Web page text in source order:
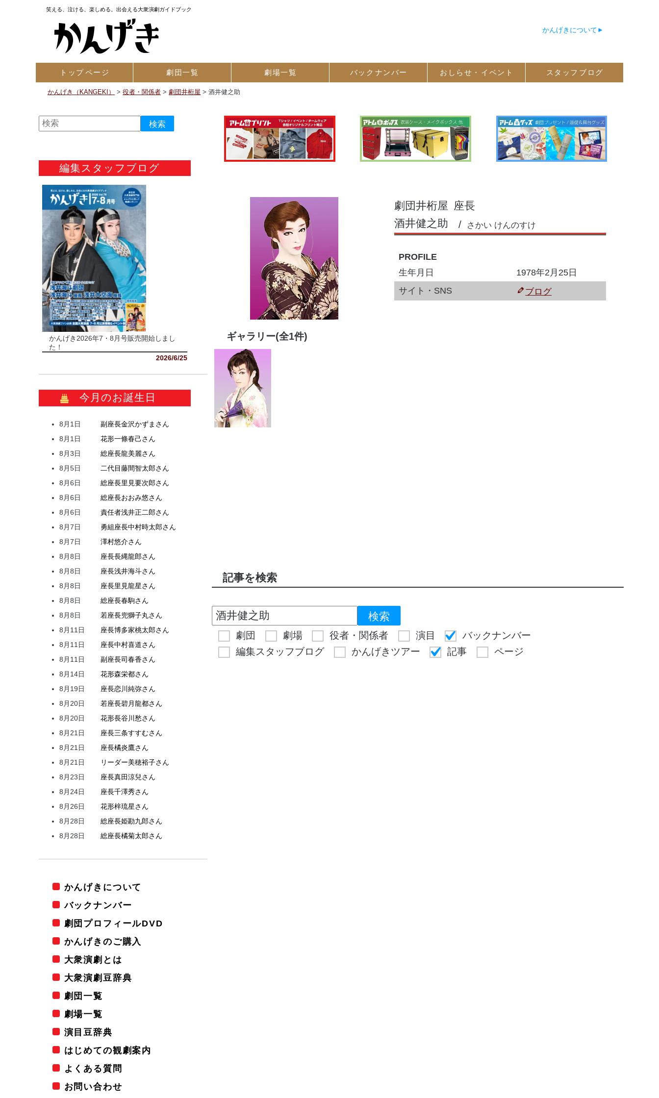
笑える、泣ける、楽しめる。出会える大衆演劇ガイドブック
かんげきについて
トップページ 劇団一覧 劇場一覧 バック ナンバー おしらせ・ イベント スタッフ ブログ
かんげき（KANGEKI） >役者・関係者 >劇団井桁屋 >酒井健之助
劇団井桁屋 座長
酒井健之助
さかい けんのすけ
PROFILE
生年月日
1978年2月25日
サイト・SNS
ブログ
ギャラリー(全1件)
記事を検索
劇団 劇場 役者・関係者 演目
バックナンバー
編集スタッフブログ
かんげきツアー 記事 ページ
編集スタッフブログ
かんげき2026年7・8月号販売開始しまし
た！
2026/6/25
今月のお誕生日
8月1日 副座長金沢かずま さん
8月1日
花形一條春己さん
8月3日
総座長龍美麗さん
8月5日
二代目藤間智太郎さん
8月6日
総座長里見要次郎さん
8月6日
総座長おおみ悠さん
8月6日
責任者浅井正二郎さん
8月7日
勇組座長中村時太郎さん
8月7日
澤村悠介さん
8月8日
座長長縄龍郎さん
8月8日
座長浅井海斗さん
8月8日
座長里見龍星さん
8月8日
総座長春駒さん
8月8日
若座長兜獅子丸さん
8月11日
座長博多家桃太郎さん
8月11日
座長中村喜道さん
8月11日
副座長司春香さん
8月14日
花形森栄都さん
8月19日
座長恋川 純弥さん
8月20日
若座長碧月龍都さん
8月20日
花形長谷川 愁さん
8月21日
座長三条すすむさん
8月21日
座長橘炎鷹さん
8月21日
リーダー美穂裕子さん
8月23日
座長真田涼兒さん
8月24日
座長千澤秀さん
8月26日
花形梓琉星さん
8月28日
総座長姫勘九郎さん
8月28日
総座長橘菊太郎さん
かんげきについて
バックナンバー
劇団プロフィールDVD
かんげきのご購入
大衆演劇とは
大衆演劇豆辞典
劇団一覧
劇場一覧
演目豆辞典
はじめての観劇案内
よくある質問
お問い合わせ